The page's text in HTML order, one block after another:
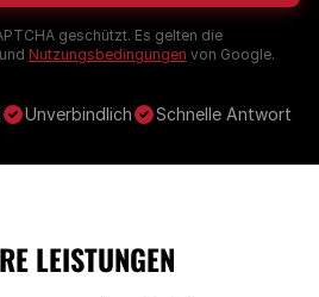
geschützt. Es gelten die
und Nutzungsbedingungen von Google.
Unverbindlich Schnelle Antwort
LEISTUNGEN